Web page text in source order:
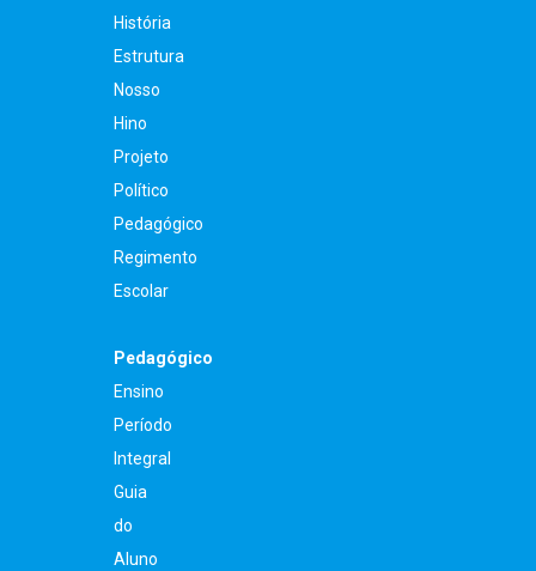
História
Estrutura
Nosso
Hino
Projeto
Político
Pedagógico
Regimento
Escolar
Pedagógico
Ensino
Período
Integral
Guia
do
Aluno